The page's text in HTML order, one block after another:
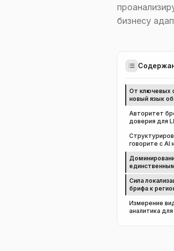
бизнесу
От ключевых
новый язык
Авторитет
доверия для
говорите с AI
Сила
брифа к
Измерение
аналитика